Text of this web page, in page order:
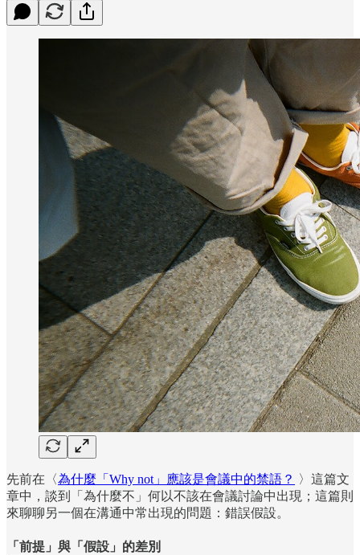
先前在〈為什麼「Why not」應該是會議中的禁語？ 〉這篇文
章中，談到「為什麼不」何以不該在會議討論中出現；這篇則
來聊聊另一個在溝通中常出現的問題：錯誤假設。
「前提」與「假設」的差別